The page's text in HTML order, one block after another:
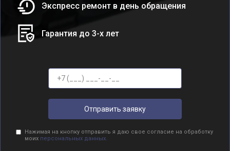
Экспресс ремонт в день обращения
Гарантия до 3-х лет
Отправить заявку
Нажимая на кнопку отправить я даю свое согласие на обработку
моих персональных данных.